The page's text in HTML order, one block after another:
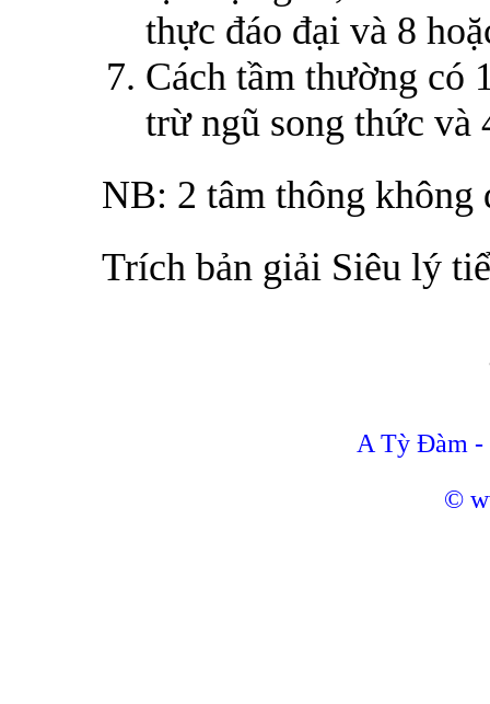
thực đáo đại và 8
Cách tầm thường có
trừ ngũ song thức và
NB: 2 tâm thông
Trích bản giải Siêu lý
A Tỳ Đàm -
©